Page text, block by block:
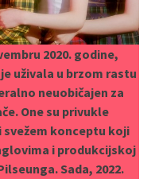
2020. godine,
je uživala u brzom rastu
neuobičajen za
One su privukle
svežem konceptu koji
i produkcijskoj
Sada, 2022.